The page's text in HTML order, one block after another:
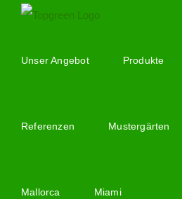
springenUnser Angebot Produkte
Referenzen Mustergärten
Mallorca Miami